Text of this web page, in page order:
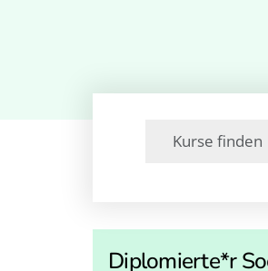
Diplomierte*r